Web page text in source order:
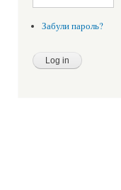
Забули пароль?